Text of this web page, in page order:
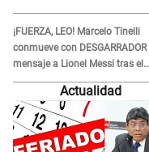
y DEPORTACIONES a estos
extranjeros
¡FUERZA, LEO! Marcelo Tinelli
conmueve con DESGARRADOR
mensaje a Lionel Messi tras el
FALLECIMIENTO de su padre:
un dolor difícil de explicar”
Actualidad